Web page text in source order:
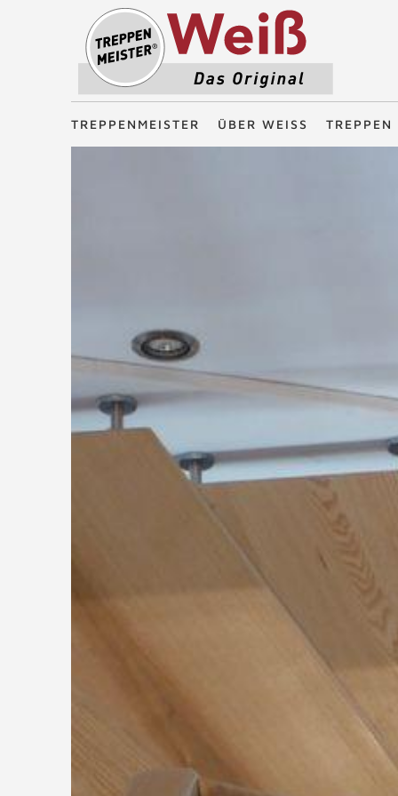
Treppenmeister - Das Original
TREPPENMEISTER ÜBER WEISS TREPPEN